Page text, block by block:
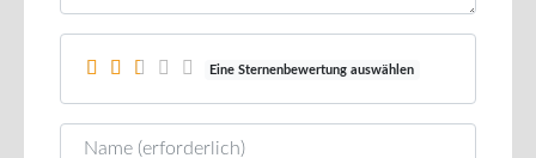
Eine Sternenbewertung auswählen
Name